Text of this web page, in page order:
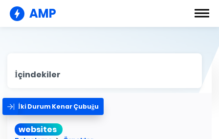
AMP
İçindekiler
İki Durum Kenar Çubuğu
websites